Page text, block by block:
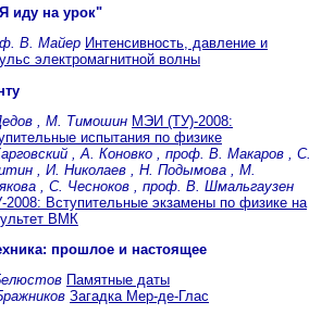
иду на урок"
В. Майер Интенсивность, давление и
электромагнитной волны
, М. Тимошин МЭИ (ТУ)-2008:
испытания по физике
, А. Коновко , проф. В. Макаров , С.
, И. Николаев , Н. Подымова , М.
, С. Чесноков , проф. В. Шмальгаузен
2008: Вступительные экзамены по физике на
ВМК
прошлое и настоящее
Памятные даты
Загадка Мер-де-Глас